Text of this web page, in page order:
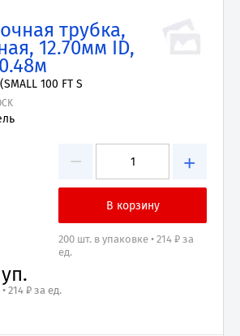
трубка,
12.70мм ID,
100 FT S
− +
200 шт. в упаковке • 214 ₽ за
ед.
214 ₽ за ед.